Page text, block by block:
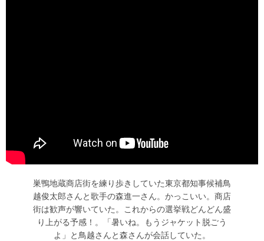
巣鴨地蔵商店街を練り歩きしていた東京都知事候補鳥
越俊太郎さんと歌手の森進一さん。かっこいい。商店
街は歓声が響いていた。これからの選挙戦どんどん盛
り上がる予感！。「暑いね。もうジャケット脱ごう
よ」と鳥越さんと森さんが会話していた。